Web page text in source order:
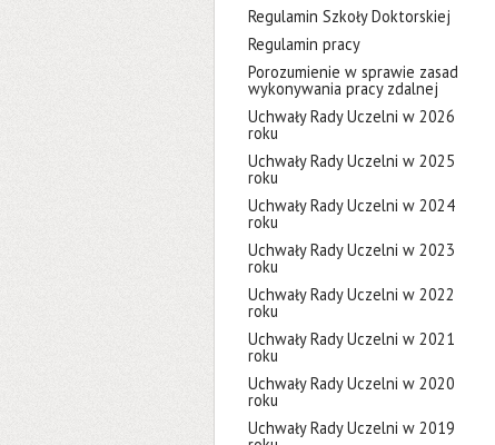
Regulamin Szkoły Doktorskiej
Regulamin pracy
Porozumienie w sprawie zasad
wykonywania pracy zdalnej
Uchwały Rady Uczelni w 2026
roku
Uchwały Rady Uczelni w 2025
roku
Uchwały Rady Uczelni w 2024
roku
Uchwały Rady Uczelni w 2023
roku
Uchwały Rady Uczelni w 2022
roku
Uchwały Rady Uczelni w 2021
roku
Uchwały Rady Uczelni w 2020
roku
Uchwały Rady Uczelni w 2019